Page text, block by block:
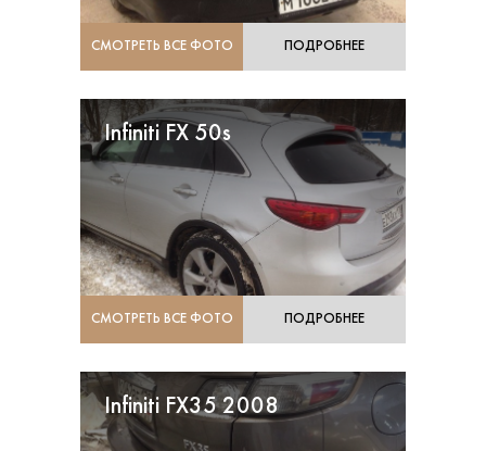
СМОТРЕТЬ ВСЕ ФОТО ПОДРОБНЕЕ
Infiniti FX 50s
СМОТРЕТЬ ВСЕ ФОТО ПОДРОБНЕЕ
Infiniti FX35 2008